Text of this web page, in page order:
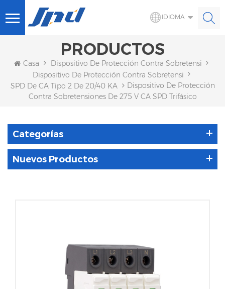
IDIOMA
PRODUCTOS
Casa
Dispositivo De Protección Contra Sobretensiones
Dispositivo De Protección Contra Sobretensiones De CA
SPD De CA Tipo 2 De 20/40 KA
Dispositivo De Protección
Contra Sobretensiones De 275 V CA SPD Trifásico
Categorías
Nuevos Productos